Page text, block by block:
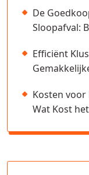
De
Sloopafval:
Efficiënt
Kosten
Wat Kost